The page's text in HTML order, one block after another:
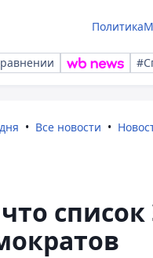
Политика
Все новости